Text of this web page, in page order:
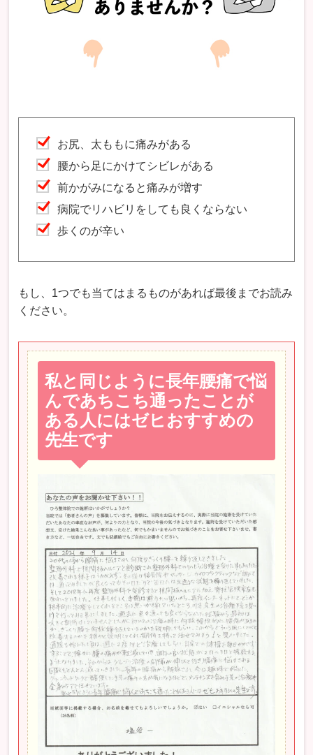
お尻、太ももに痛みがある
腰から足にかけてシビレがある
前かがみになると痛みが増す
病院でリハビリをしても良くならない
歩くのが辛い
もし、1つでも当てはまるものがあれば最後までお読み
ください。
私と同じように長年腰痛で悩
んであちこち通ったことが
ある人にはゼヒおすすめの
先生です